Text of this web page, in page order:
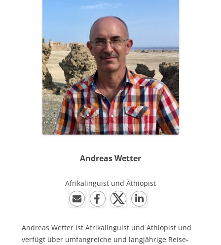
AndreasWetter
Afrikalinguist und Äthiopist
Andreas Wetter ist Afrikalinguist und Äthiopist und
verfügt über umfangreiche und langjährige Reise-